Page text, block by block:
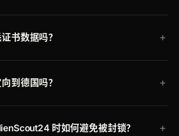
、description、position、
会作为带标签的对象返回，保留
书数据吗？ +
、Energieausweistyp、
到德国吗？ +
见的房源，包含本地定价和可用情
时如何避免被封锁？ +